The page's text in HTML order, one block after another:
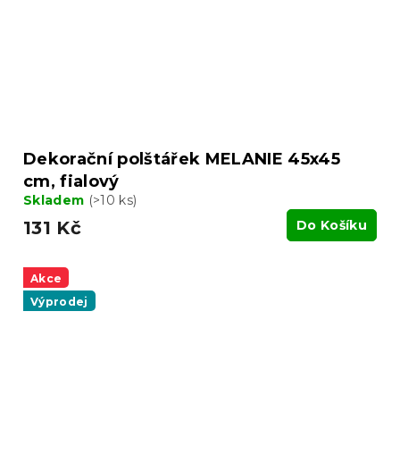
Dekorační polštářek MELANIE 45x45
cm, fialový
Skladem (>10 ks)
131 Kč Do Košíku
Akce
Výprodej